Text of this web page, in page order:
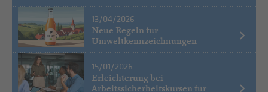
13/04/2026
Neue Regeln für
Umweltkennzeichnungen
15/01/2026
Erleichterung bei
Arbeitssicherheitskursen für